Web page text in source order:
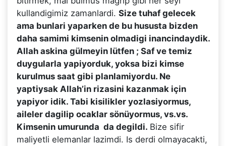
kullandigimiz zamanlardi. Size tuhaf gelecek
ama bunlari yaparken de bu hususta bizden
daha samimi kimsenin olmadigi inancindaydik.
Allah askina gülmeyin lütfen ; Saf ve temiz
duygularla yapiyorduk, yoksa bizi kimse
kurulmus saat gibi planlamiyordu. Ne
yaptiysak Allah’in rizasini kazanmak için
yapiyor idik. Tabi kisilikler yozlasiyormus,
aileler dagilip ocaklar sönüyormus, vs.vs.
Kimsenin umurunda da degildi. Bize sifir
maliyetli elemanlar lazimdi. Is derdi olmayacakti,